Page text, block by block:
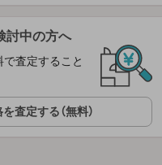
討中の方へ
査定すること
査定する（無料）